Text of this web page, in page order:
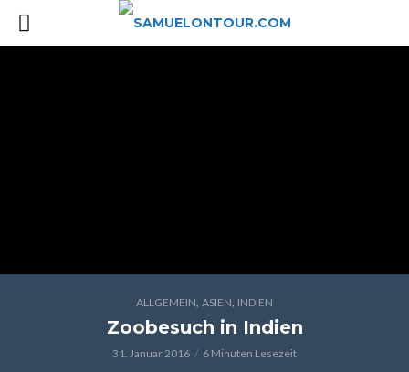
ALLGEMEIN, ASIEN, INDIEN
Zoobesuch in Indien
31. Januar 2016 6 Minuten Lesezeit